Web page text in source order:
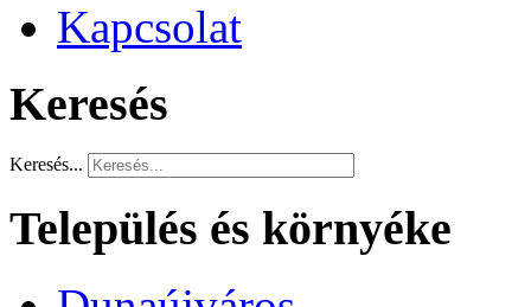
Kapcsolat
Keresés
Keresés...
Település és környéke